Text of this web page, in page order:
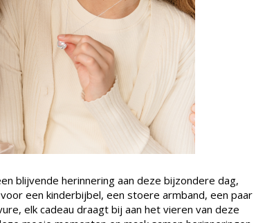
blijvende herinnering aan deze bijzondere dag,
een kinderbijbel, een stoere armband, een paar
elk cadeau draagt bij aan het vieren van deze